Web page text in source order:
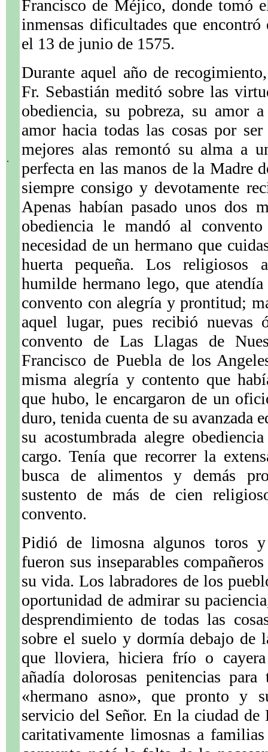
.
Francisco de Méjico, donde tomó
inmensas dificultades que
el 13 de junio de 1575.
Durante aquel año de
Fr. Sebastián meditó sobre las
obediencia, su pobreza, su amor
amor hacia todas las cosas por
mejores alas remontó su alma a
perfecta en las manos de la Madre
siempre consigo y devotamente
Apenas habían pasado unos dos
obediencia le mandó al
necesidad de un hermano que
huerta pequeña. Los religiosos
humilde hermano lego, que
convento con alegría y prontitud;
aquel lugar, pues recibió nuevas
convento de Las Llagas de
Francisco de Puebla de los
misma alegría y contento que
que hubo, le encargaron de un
duro, tenida cuenta de su avanzada
su acostumbrada alegre
cargo. Tenía que recorrer la
busca de alimentos y demás
sustento de más de cien
convento.
Pidió de limosna algunos toros y
fueron sus inseparables
su vida. Los labradores de los
oportunidad de admirar su
desprendimiento de todas las
sobre el suelo y dormía debajo de
que lloviera, hiciera frío o
añadía dolorosas penitencias
«hermano asno», que pronto y
servicio del Señor. En la ciudad de
caritativamente limosnas a